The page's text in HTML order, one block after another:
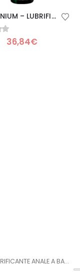
ID MILLENIUM – LUBRIFICANTE A BASE SILICONE LUNGA DURATA 250 ML
36,84€
FLESHJACK - FLESHLUBE LUBRIFICANTE ANALE A BASE ACQUA 100 ML